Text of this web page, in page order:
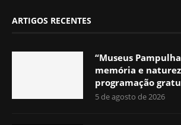
ARTIGOS RECENTES
“Museus
memória e
programação
5 de agosto de 2026